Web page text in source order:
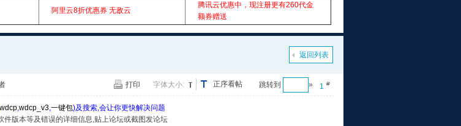
阿里云8折优惠券 无敌云
腾讯云优惠中，现注册更有260代金
额券赠送
返回列表
1 #
跳转到 »
正序看帖
打印 字体大小:
wdcp,wdcp_v3,一键包)及搜索,会让你更快解决问题
件版本等及错误的详细信息,贴上论坛或截图发论坛